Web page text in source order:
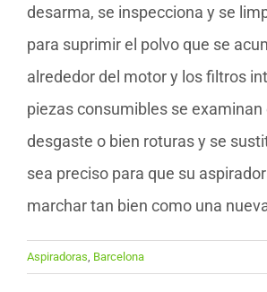
desarma, se inspecciona y se
para suprimir el polvo que se
alrededor del motor y los filtros
piezas consumibles se examinan
desgaste o bien roturas y se
sea preciso para que su
marchar tan bien como una
Aspiradoras, Barcelona